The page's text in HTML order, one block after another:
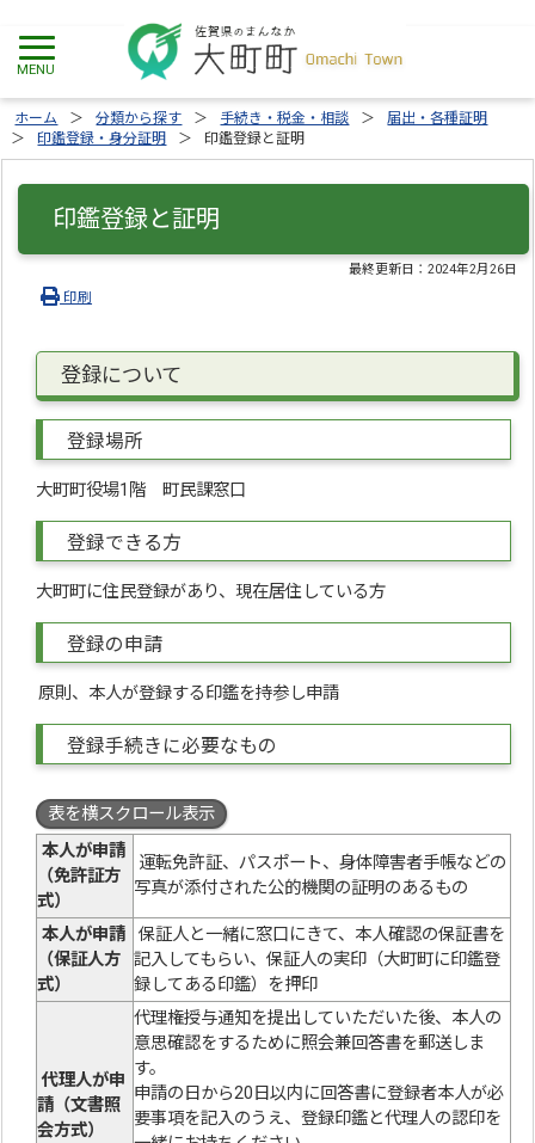
ホーム 分類から探す 手続き・税金・相談
届出・各種証明
印鑑登録・身分証明
印鑑登録と証明
印鑑登録と証明
最終更新日：2024年2月26日
印刷
登録について
登録場所
大町町役場1階 町民課窓口
登録できる方
大町町に住民登録があり、現在居住している方
登録の申請
原則、本人が登録する印鑑を持参し申請
登録手続きに必要なもの
表を横スクロール表示
本人が申請
（免許証方
式）
運転免許証、パスポート、身体障害者手帳などの
写真が添付された公的機関の証明のあるもの
本人が申請
（保証人方
式）
保証人と一緒に窓口にきて、本人確認の保証書を
記入してもらい、保証人の実印（大町町に印鑑登
録してある印鑑）を押印
代理人が申
請（文書照
会方式）
代理権授与通知を提出していただいた後、本人の
意思確認をするために照会兼回答書を郵送しま
す。
申請の日から20日以内に回答書に登録者本人が必
要事項を記入のうえ、登録印鑑と代理人の認印を